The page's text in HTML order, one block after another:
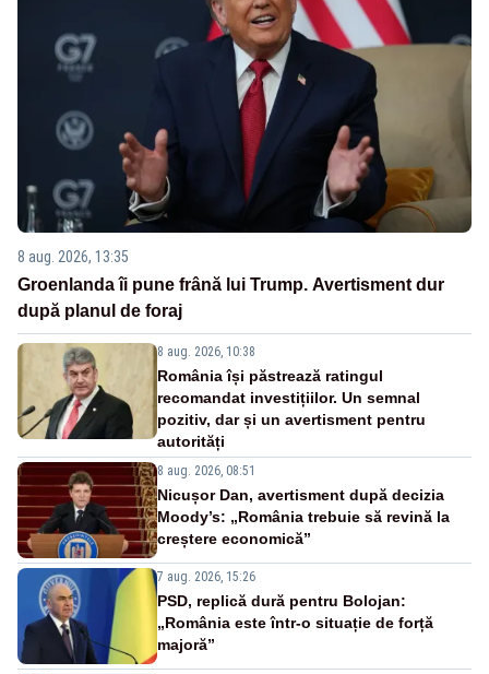
8 aug. 2026, 13:35
Groenlanda îi pune frână lui Trump. Avertisment dur
după planul de foraj
8 aug. 2026, 10:38
România își păstrează ratingul
recomandat investițiilor. Un semnal
pozitiv, dar și un avertisment pentru
autorități
8 aug. 2026, 08:51
Nicușor Dan, avertisment după decizia
Moody’s: „România trebuie să revină la
creștere economică”
7 aug. 2026, 15:26
PSD, replică dură pentru Bolojan:
„România este într-o situație de forță
majoră”